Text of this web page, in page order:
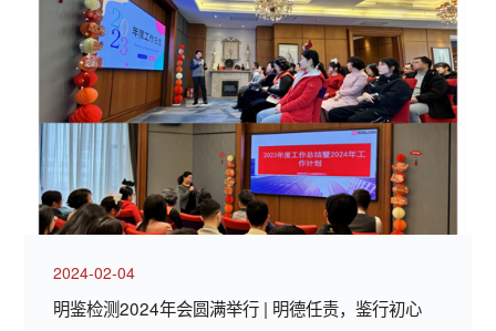
2024-02-04
明鉴检测2024年会圆满举行 | 明德任责，鉴行初心